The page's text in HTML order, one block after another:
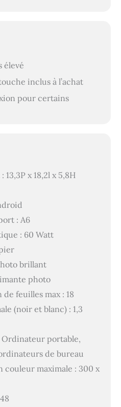
élevé
inclus à l’achat
pour certains
x 18,2l x 5,8H
: A6
: 60 Watt
brillant
photo
feuilles max : 18
(noir et blanc) : 1,3
Ordinateur portable,
de bureau
couleur maximale : 300 x